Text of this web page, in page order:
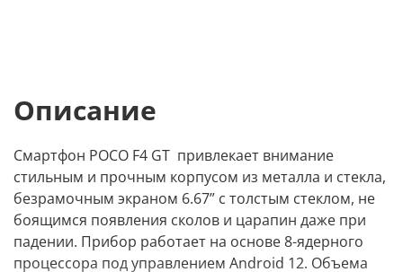
Описание
Смартфон POCO F4 GT привлекает внимание
стильным и прочным корпусом из металла и стекла,
безрамочным экраном 6.67” с толстым стеклом, не
боящимся появления сколов и царапин даже при
падении. Прибор работает на основе 8-ядерного
процессора под управлением Android 12. Объема